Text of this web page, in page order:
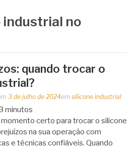
industrial no
quando trocar o
3 de julho de 2024em silicone industrial
minutos
certo para trocar o silicone
na sua operação com
e técnicas confiáveis. Quando